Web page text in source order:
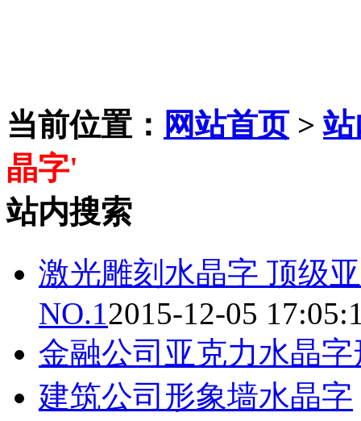
当前位置： 网站首页 >
晶字'
站内搜索
激光雕刻 水晶字 顶级
NO.1 2015-12-05
金融公司亚克力水晶字
建筑公司形象墙水晶字